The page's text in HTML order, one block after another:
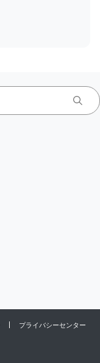
プライバシーセンター